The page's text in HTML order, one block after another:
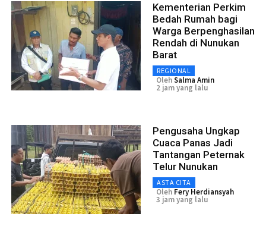
Kementerian Perkim
Bedah Rumah bagi
Warga Berpenghasilan
Rendah di Nunukan
Barat
REGIONAL
OlehSalma Amin
2 jam yang lalu
Pengusaha Ungkap
Cuaca Panas Jadi
Tantangan Peternak
Telur Nunukan
ASTA CITA
Oleh Fery Herdiansyah
3 jam yang lalu